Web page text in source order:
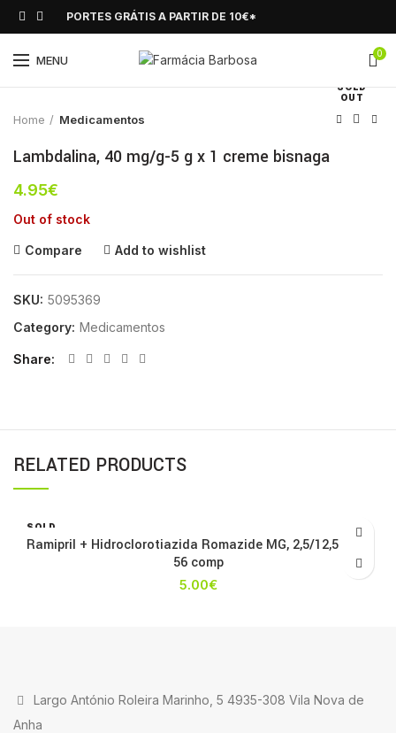
PORTES GRÁTIS A PARTIR DE 10€*
MENU 0
SOLD
OUT
Click to enlarge
Home Medicamentos
Lambdalina, 40 mg/g-5 g x 1 creme bisnaga
4.95€
Out of stock
Compare Add to wishlist
SKU: 5095369
Category: Medicamentos
Share
RELATED PRODUCTS
SOLD
OUT
Ramipril + Hidroclorotiazida Romazide MG, 2,5/12,5 mg x
56 comp
5.00€
Largo António Roleira Marinho, 5 4935-308 Vila Nova de
Anha